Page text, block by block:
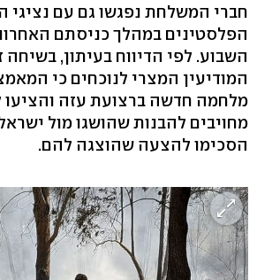
חברי המשלחת נפגשו גם עם נציגי
הפלסטינים במהלך כניסתם
השבוע. לפי הדיווח בעיתון, בשיחה
המודיעין המצרי לנוכחים כי
מלחמה חדשה ברצועת עזה והציעו
מחויבים להבנות שהושגו מול
הסכימו להצעה שהוצגה להם.